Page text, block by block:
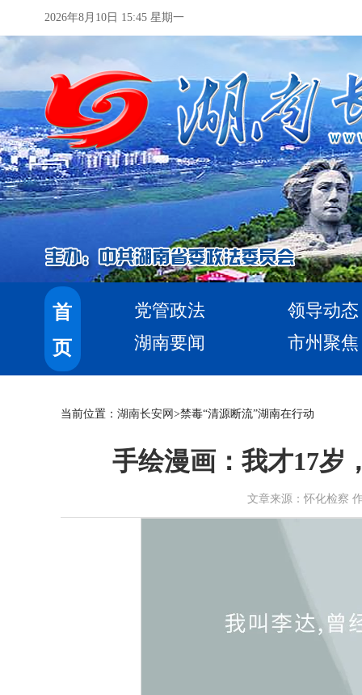
2026年8月10日 15:45 星期一
首
页
党管政法
领导动态
湖南要闻
市州聚焦
当前位置： 湖南长安网 >禁毒“清源断流”湖南在行动
手绘漫画：我才17
文章来源：怀化检察